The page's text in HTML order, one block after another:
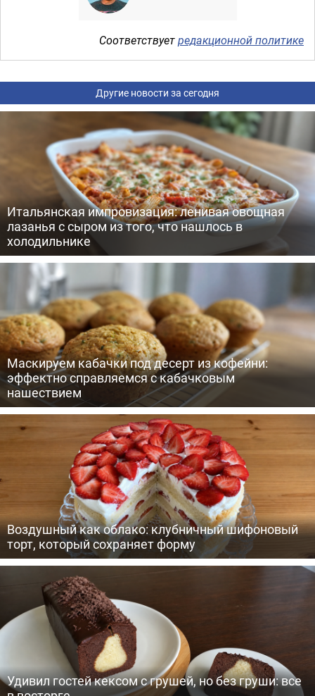
Соответствуетредакционной политике
Другие новости за сегодня
Итальянская импровизация: ленивая овощная
лазанья с сыром из того, что нашлось в
холодильнике
Маскируем кабачки под десерт из кофейни:
эффектно справляемся с кабачковым
нашествием
Воздушный как облако: клубничный шифоновый
торт, который сохраняет форму
Удивил гостей кексом с грушей, но без груши: все